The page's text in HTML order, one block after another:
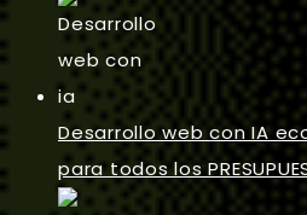
Desarrollo web con IA
para todos los